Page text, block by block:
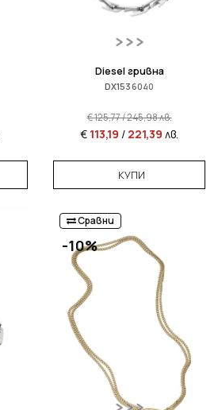
Diesel гривна
DX1536040
€125,77/245,98лв.
€ 113,19 / 221,39 лв.
КУПИ
Сравни
-10%